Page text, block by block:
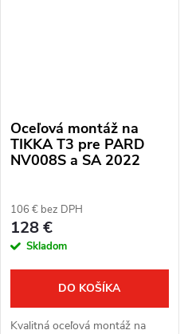
Oceľová montáž na
TIKKA T3 pre PARD
NV008S a SA 2022
106 € bez DPH
128 €
Skladom
DO KOŠÍKA
Kvalitná oceľová montáž na